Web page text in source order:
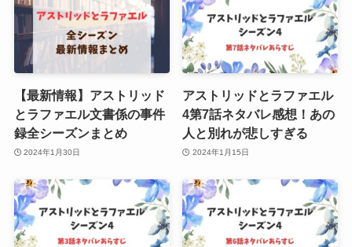
【最新情報】アストリッド
とラファエル文書係の事件
録全シーズンまとめ
2024年1月30日
アストリッドとラファエル
4第7話ネタバレ感想！あの
人と別れが悲しすぎる
2024年1月15日